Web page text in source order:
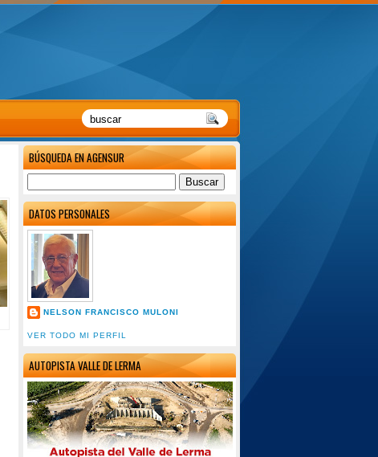
BÚSQUEDA EN AGENSUR
DATOS PERSONALES
NELSON FRANCISCO MULONI
VER TODO MI PERFIL
AUTOPISTA VALLE DE LERMA